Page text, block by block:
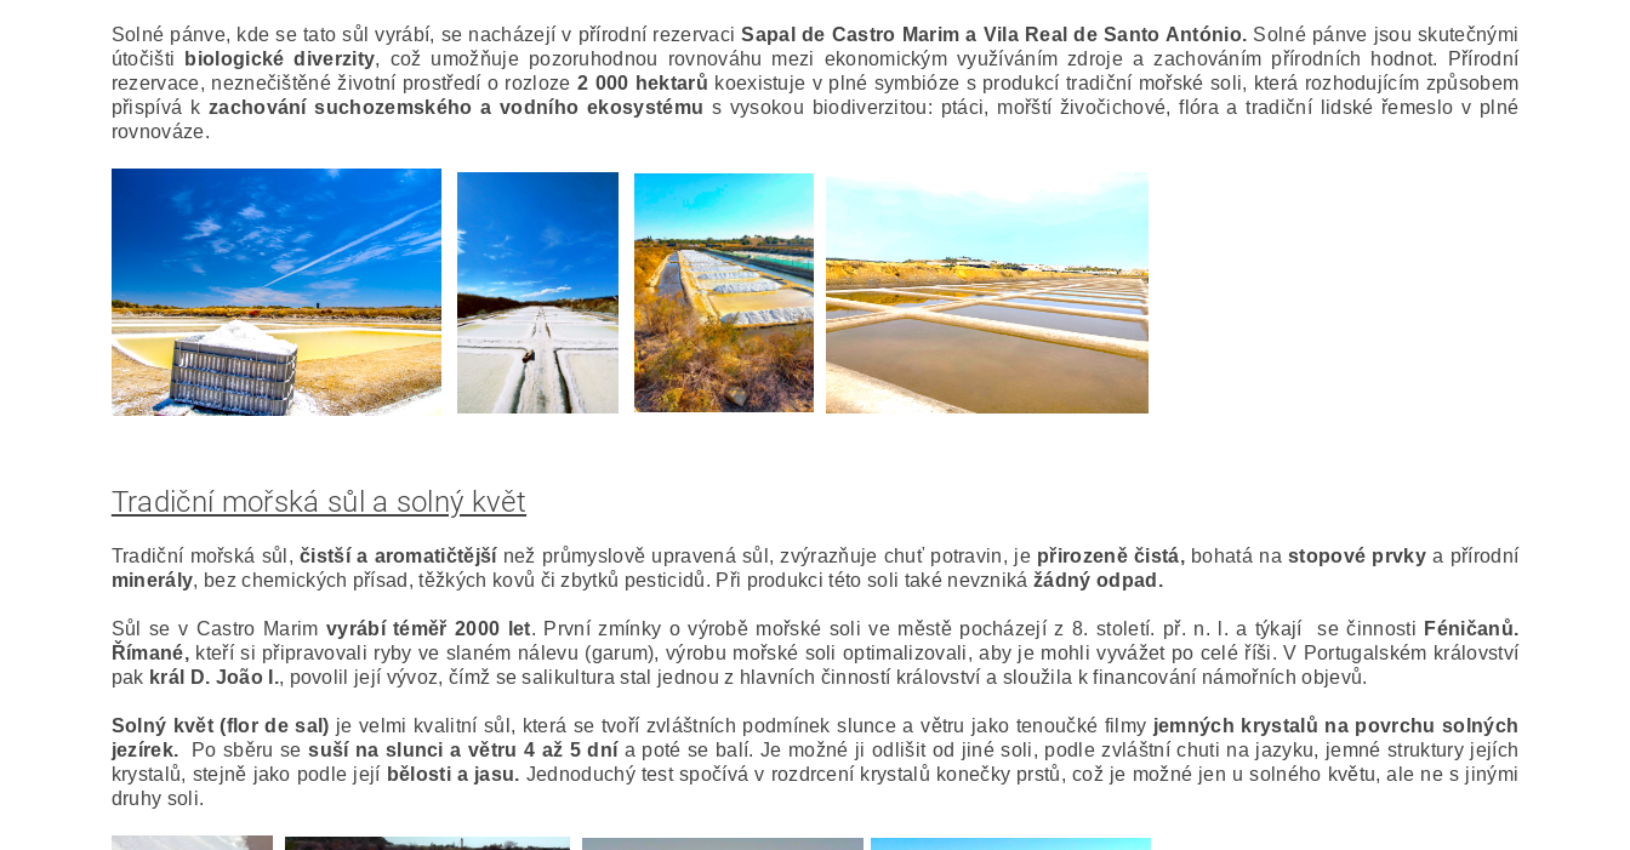
Solné pánve, kde se tato sůl vyrábí, se nacházejí v přírodní rezervaciSapal de Castro Marim a Vila Real de Santo António. Solné pánve jsou skutečnými
útočišti
biologické diverzity, což umožňuje pozoruhodnou rovnováhu mezi ekonomickým využíváním zdroje a zachováním přírodních hodnot. Přírodní
rezervace, neznečištěné životní prostředí o rozloze 2 000 hektarů koexistuje v plné symbióze s produkcí tradiční mořské soli, která rozhodujícím způsobem
přispívá k zachování suchozemského a vodního ekosystému s vysokou biodiverzitou: ptáci, mořští živočichové, flóra a tradiční lidské řemeslo v plné
rovnováze.
Tradiční mořská sůl a solný květ
Tradiční mořská sůl, čistší a aromatičtější než průmyslově upravená sůl, zvýrazňuje chuť potravin, je přirozeně čistá,bohatá na stopové prvkya přírodní
minerály, bez chemických přísad, těžkých kovů či zbytků pesticidů. Při produkci této soli také nevznikážádný odpad.
Sůl se v Castro Marim vyrábí téměř 2000 let. První zmínky o výrobě mořské soli ve městě pocházejí z 8. století. př. n. l. a týkají se činnosti Féničanů.
Římané, kteří si připravovali ryby ve slaném nálevu (garum), výrobu mořské soli optimalizovali, aby je mohli vyvážet po celé říši. V Portugalském království
pak král D. João I., povolil její vývoz, čímž se salikultura stal jednou z hlavních činností království a sloužila k financování námořních objevů.
Solný květ (flor de sal) je velmi kvalitní sůl, která se tvoří zvláštních podmínek slunce a větru jako tenoučké filmy jemných krystalů na povrchu solných
jezírek.
Po sběru sesuší na slunci a větru 4 až 5 dní a poté se balí. Je možné ji odlišit od jiné soli, podle zvláštní chuti na jazyku, jemné struktury jejích
krystalů, stejně jako podle její bělosti a jasu. Jednoduchý test spočívá v rozdrcení krystalů konečky prstů, což je možné jen u solného květu, ale ne s jinými
druhy soli.